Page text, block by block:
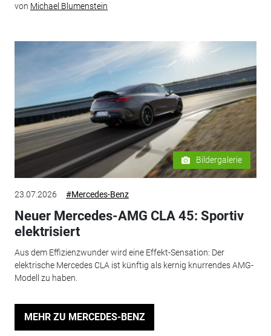
von Michael Blumenstein
Bildergalerie
23.07.2026 #Mercedes-Benz
Neuer Mercedes-AMG CLA 45: Sportiv
elektrisiert
Aus dem Effizienzwunder wird eine Effekt-Sensation: Der
elektrische Mercedes CLA ist künftig als kernig knurrendes AMG-
Modell zu haben.
MEHR ZU MERCEDES-BENZ